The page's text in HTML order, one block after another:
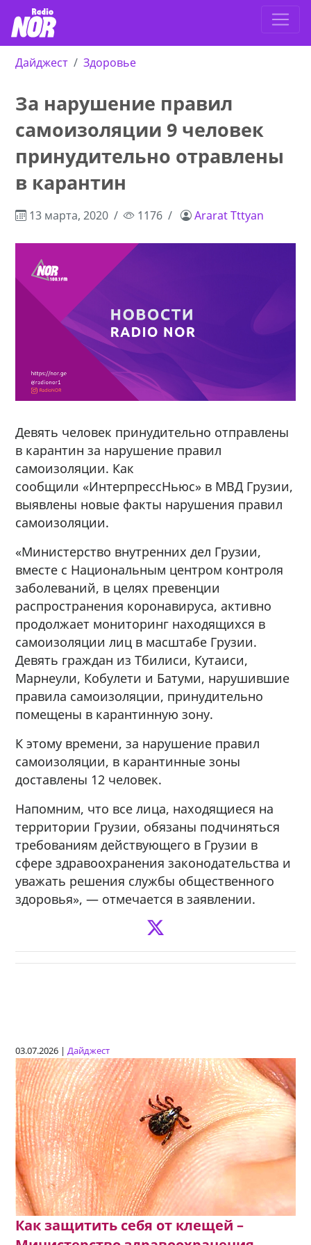
Дайджест Здоровье
За нарушение правил
самоизоляции 9 человек
принудительно отравлены
в карантин
13 марта, 2020 1176 Ararat Tttyan
Девять человек принудительно отправлены
в карантин за нарушение правил
самоизоляции. Как
сообщили «ИнтерпрессНьюс» в МВД Грузии,
выявлены новые факты нарушения правил
самоизоляции.
«Министерство внутренних дел Грузии,
вместе с Национальным центром контроля
заболеваний, в целях превенции
распространения коронавируса, активно
продолжает мониторинг находящихся в
самоизоляции лиц в масштабе Грузии.
Девять граждан из Тбилиси, Кутаиси,
Марнеули, Кобулети и Батуми, нарушившие
правила самоизоляции, принудительно
помещены в карантинную зону.
К этому времени, за нарушение правил
самоизоляции, в карантинные зоны
доставлены 12 человек.
Напомним, что все лица, находящиеся на
территории Грузии, обязаны подчиняться
требованиям действующего в Грузии в
сфере здравоохранения законодательства и
уважать решения службы общественного
здоровья», — отмечается в заявлении.
03.07.2026 |Дайджест
Как защитить себя от клещей –